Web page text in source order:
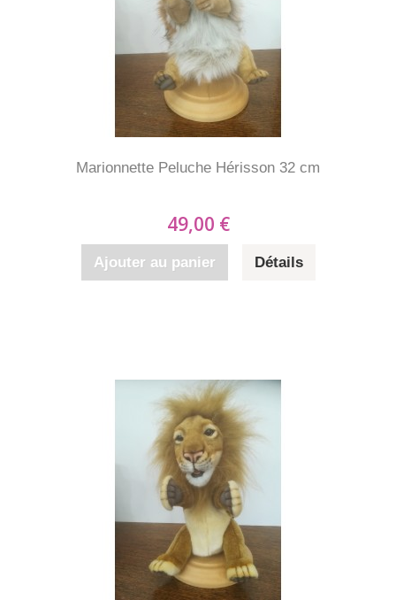
Marionnette Peluche Hérisson 32 cm
49,00 €
Ajouter au panier Détails